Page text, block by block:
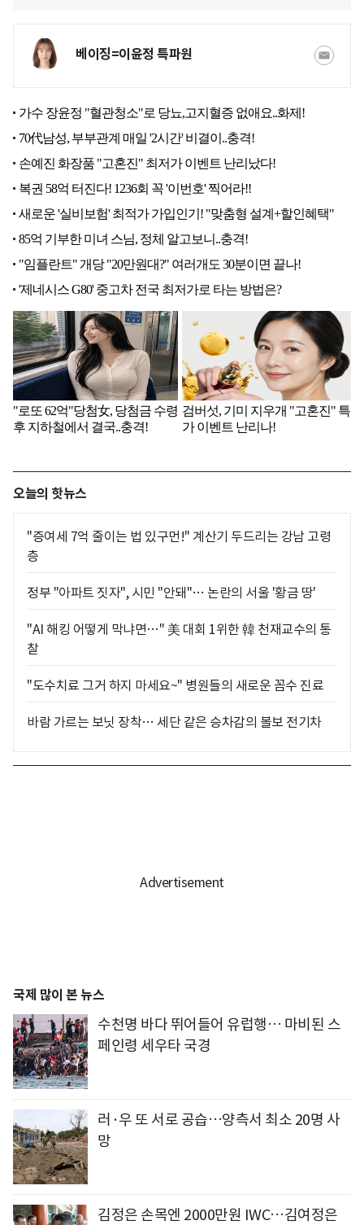
베이징=이윤정 특파원
오늘의 핫뉴스
"증여세 7억 줄이는 법 있구먼!" 계산기 두드리는 강남 고령
층
정부 "아파트 짓자", 시민 "안돼"… 논란의 서울 '황금 땅'
"AI 해킹 어떻게 막냐면…" 美 대회 1위한 韓 천재교수의 통
찰
"도수치료 그거 하지 마세요~" 병원들의 새로운 꼼수 진료
바람 가르는 보닛 장착… 세단 같은 승차감의 볼보 전기차
국제 많이 본 뉴스
수천명 바다 뛰어들어 유럽행… 마비된 스
페인령 세우타 국경
러·우 또 서로 공습…양측서 최소 20명 사
망
김정은 손목엔 2000만원 IWC…김여정은